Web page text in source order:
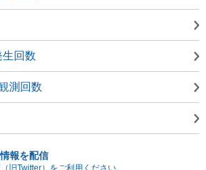
回数
測回数
報を配信
旧Twitter）をご利用ください。